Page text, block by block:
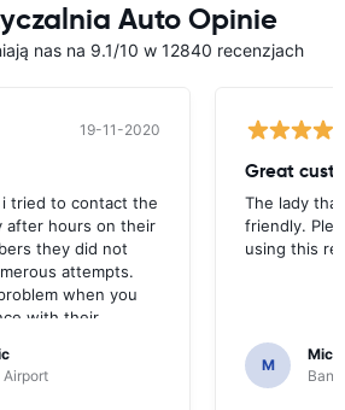
Auto Opinie
nas na 9.1/10 w 12840 recenzjach
19-11-2020
tried to contact the
after hours on their
they did not
attempts.
when you
with their
Airport
Great
The lady
friendly.
using this
M